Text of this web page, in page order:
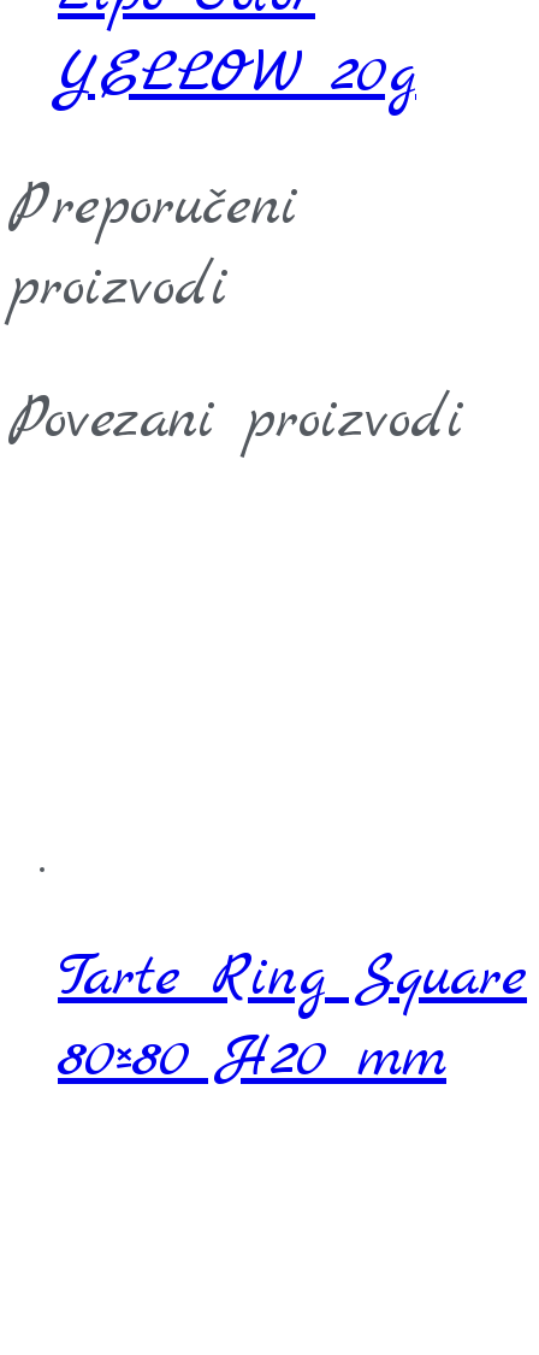
YELLOW 20g
Preporučeni
proizvodi
Povezani proizvodi
Tarte Ring Square
80×80 H20 mm